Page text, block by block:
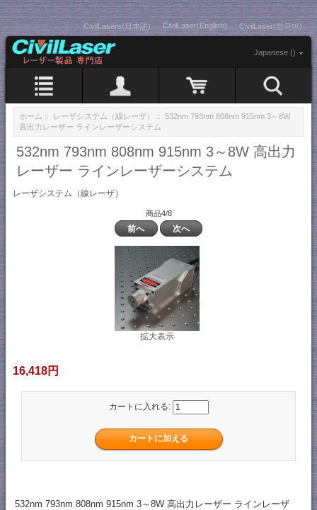
CivilLasers(日本語) CivilLaser(English) CivilLaser(한국어)
Japanese ()
ホーム :: レーザシステム（線レーザ）
:: 532nm 793nm 808nm 915nm 3～8W
高出力レーザー ラインレーザーシステム
532nm 793nm 808nm 915nm 3～8W 高出力
レーザー ラインレーザーシステム
レーザシステム（線レーザ）
商品4/8
前へ 次へ
拡大表示
16,418円
カートに入れる:
532nm 793nm 808nm 915nm 3～8W 高出力レーザー ラインレーザ